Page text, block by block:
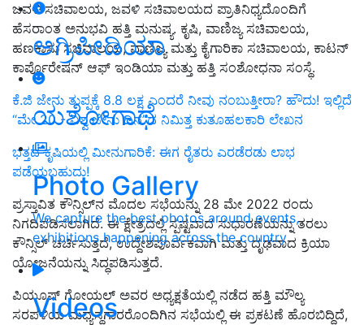
ಅಗ್ರಿಪೀಡಿಯಾ
ಯಶೋಗಾಥೆ
Photo Gallery
We capture the best photos around events,
exhibitions happening across the country
Videos
ಜವಳಿ ಸಚಿವಾಲಯ, ಜವಳಿ ಸಚಿವಾಲಯದ ಪ್ರಾತಿನಿಧ್ಯದೊಂದಿಗೆ
ಹೆಸರಾಂತ ಅನುಭವಿ ಹತ್ತಿ ಮನುಷ್ಯ. ಕೃಷಿ, ವಾಣಿಜ್ಯ ಸಚಿವಾಲಯ,
ಹಣಕಾಸು ಸಚಿವಾಲಯ, ವಾಣಿಜ್ಯ ಮತ್ತು ಕೈಗಾರಿಕಾ ಸಚಿವಾಲಯ, ಕಾಟನ್
ಕಾರ್ಪೊರೇಷನ್ ಆಫ್ ಇಂಡಿಯಾ ಮತ್ತು ಹತ್ತಿ ಸಂಶೋಧನಾ ಸಂಸ್ಥೆ.
ಕೆ.ಜಿ ಜೇನು ತುಪ್ಪಕ್ಕೆ 8.8 ಲಕ್ಷ ಎಂದರೆ ನೀವು ನಂಬುತ್ತೀರಾ? ಹೌದು! ಇಲ್ಲಿದೆ
“ಮೇ 20 - ವಿಶ್ವ ಜೇನು ದಿನ”ದ ನಿಮಿತ್ತ ಕುತೂಹಲಕಾರಿ ಲೇಖನ
ಭತ್ತದ ಕೃಷಿಯಲ್ಲಿ ಮೀನುಗಾರಿಕೆ: ಈಗ ರೈತರು ಎರಡೆರಡು ಲಾಭ
ಪಡೆಯಬಹುದು!
ಪ್ರಸ್ತಾವಿತ ಕೌನ್ಸಿಲ್‌ನ ಮೊದಲ ಸಭೆಯನ್ನು 28 ಮೇ 2022 ರಂದು
ನಿಗದಿಪಡಿಸಲಾಗಿದೆ. ಈ ಕ್ಷೇತ್ರದಲ್ಲಿ ಸ್ಪಷ್ಟವಾದ ಸುಧಾರಣೆಯನ್ನು ತರಲು
ಕೌನ್ಸಿಲ್ ಚರ್ಚಿಸುತ್ತದೆ, ಉದ್ದೇಶಪೂರ್ವಕವಾಗಿ ಮತ್ತು ದೃಢವಾದ ಕ್ರಿಯಾ
ಯೋಜನೆಯನ್ನು ಸಿದ್ಧಪಡಿಸುತ್ತದೆ.
ಪಿಯೂಷ್ ಗೋಯಲ್ ಅವರ ಅಧ್ಯಕ್ಷತೆಯಲ್ಲಿ ನಡೆದ ಹತ್ತಿ ಮೌಲ್ಯ
ಸರಪಳಿಯ ಮಧ್ಯಸ್ಥಗಾರರೊಂದಿಗಿನ ಸಭೆಯಲ್ಲಿ ಈ ಪ್ರಕಟಣೆ ಹೊರಬಿದ್ದಿದೆ,